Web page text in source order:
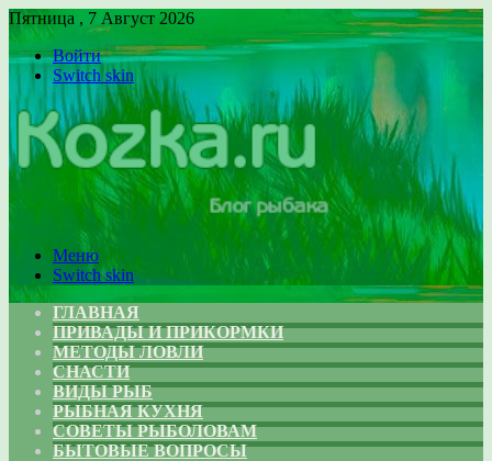
Пятница , 7 Август 2026
Войти
Switch skin
Меню
Switch skin
ГЛАВНАЯ
ПРИВАДЫ И ПРИКОРМКИ
МЕТОДЫ ЛОВЛИ
СНАСТИ
ВИДЫ РЫБ
РЫБНАЯ КУХНЯ
СОВЕТЫ РЫБОЛОВАМ
БЫТОВЫЕ ВОПРОСЫ